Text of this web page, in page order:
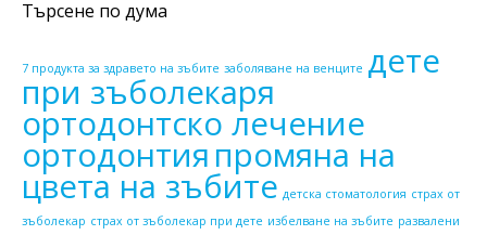
Търсене по дума
7 продукта за здравето на зъбите заболяване на венците дете
при зъболекаря
ортодонтско лечение
ортодонтия промяна на
цвета на зъбите детска стоматология страх от
зъболекар страх от зъболекар при дете избелване на зъбите развалени